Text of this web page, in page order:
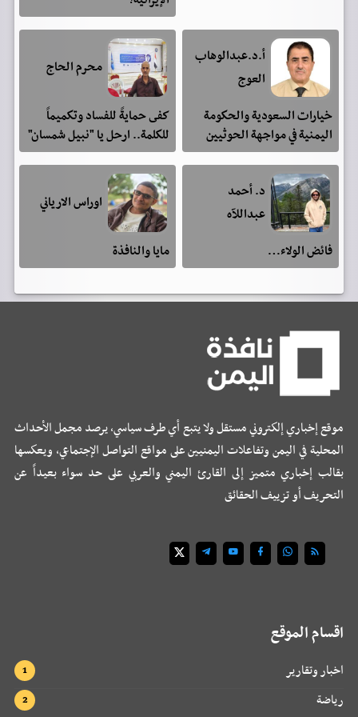
أ.د.عبدالوهاب
العوج
خيارات السعودية والحكومة
اليمنية في مواجهة الحوثيين
محرم الحاج
كفى حمايةً للفساد وتكميماً
للكلمة.. ارحل يا "نبيل شمسان"
د. أحمد
عبداللآه
فائض الولاء…
اوراس الارياني
مايا والنافذة
موقع إخباري إلكتروني مستقل ولا يتبع أي طرف سياسي، يرصد مجمل الأحداث
المحلية في اليمن وتفاعلات اليمنيين على مواقع التواصل الإجتماعي، ويعكسها
بقالب إخباري متميز إلى القارئ اليمني والعربي على حد سواء بعيداً عن
التحريف أو تزييف الحقائق
اقسام الموقع
اخبار وتقارير
رياضة